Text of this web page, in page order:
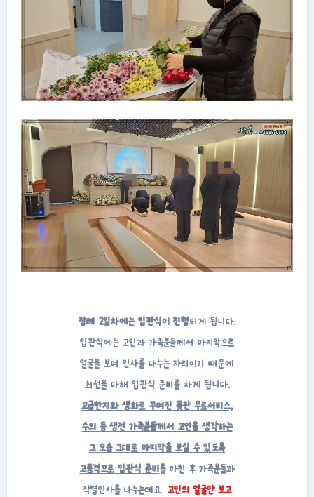
장례 2일차에는 입관식이 진행되게 됩니다.
입관식에는 고인과 가족분들께서 마지막으로
얼굴을 보며 인사를 나누는 자리이기 때문에
최선을 다해 입관식 준비를 하게 됩니다.
고급한지와 생화로 꾸며진 꽃관 무료서비스,
수의 등 생전 가족분들께서 고인을 생각하는
그 모습 그대로 마지막을 보실 수 있도록
고품격으로 입관식 준비를 마친 후 가족분들과
작별인사를 나누는데요. 고인의 얼굴만 보고